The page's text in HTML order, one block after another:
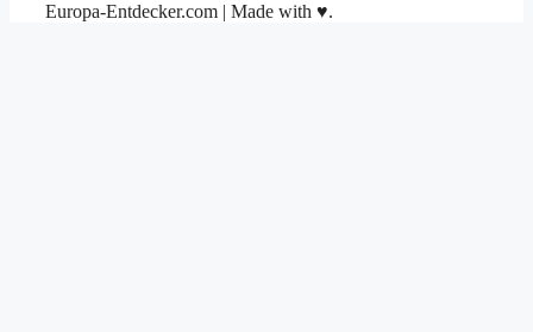
Europa-Entdecker.com | Made with ♥.